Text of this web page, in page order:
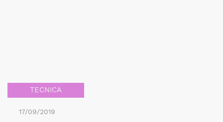
TECNICA
17/09/2019